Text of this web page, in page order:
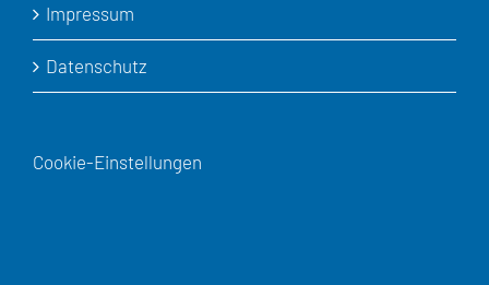
Impressum
Datenschutz
Cookie-Einstellungen